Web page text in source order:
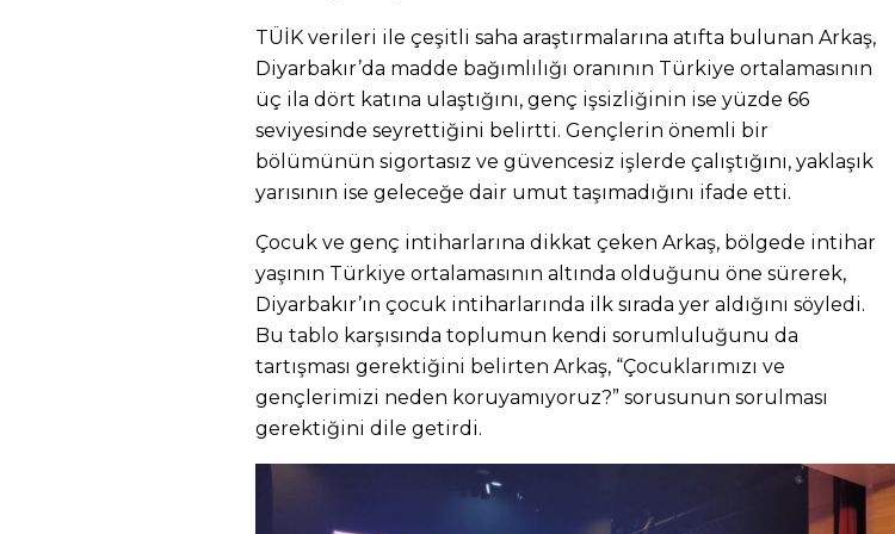
TÜİK verileri ile çeşitli saha araştırmalarına atıfta bulunan Arkaş,
Diyarbakır’da madde bağımlılığı oranının Türkiye ortalamasının
üç ila dört katına ulaştığını, genç işsizliğinin ise yüzde 66
seviyesinde seyrettiğini belirtti. Gençlerin önemli bir
bölümünün sigortasız ve güvencesiz işlerde çalıştığını, yaklaşık
yarısının ise geleceğe dair umut taşımadığını ifade etti.
Çocuk ve genç intiharlarına dikkat çeken Arkaş, bölgede intihar
yaşının Türkiye ortalamasının altında olduğunu öne sürerek,
Diyarbakır’ın çocuk intiharlarında ilk sırada yer aldığını söyledi.
Bu tablo karşısında toplumun kendi sorumluluğunu da
tartışması gerektiğini belirten Arkaş, “Çocuklarımızı ve
gençlerimizi neden koruyamıyoruz?” sorusunun sorulması
gerektiğini dile getirdi.